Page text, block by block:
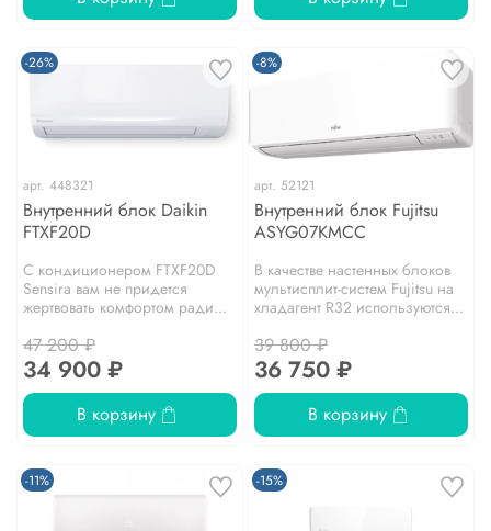
-26%
арт. 448321
Внутренний блок Daikin
FTXF20D
С кондиционером FTXF20D
Sensira вам не придется
жертвовать комфортом ради...
47 200 ₽
34 900 ₽
В корзину
-8%
арт. 52121
Внутренний блок Fujitsu
ASYG07KMCC
В качестве настенных блоков
мультисплит-систем Fujitsu на
хладагент R32 используются...
39 800 ₽
36 750 ₽
В корзину
-11% -15%